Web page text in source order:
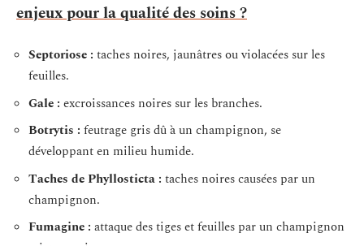
enjeux pour la qualité des soins ?
Septoriose : taches noires, jaunâtres ou violacées sur les
feuilles.
Gale : excroissances noires sur les branches.
Botrytis : feutrage gris dû à un champignon, se
développant en milieu humide.
Taches de Phyllosticta : taches noires causées par un
champignon.
Fumagine : attaque des tiges et feuilles par un champignon